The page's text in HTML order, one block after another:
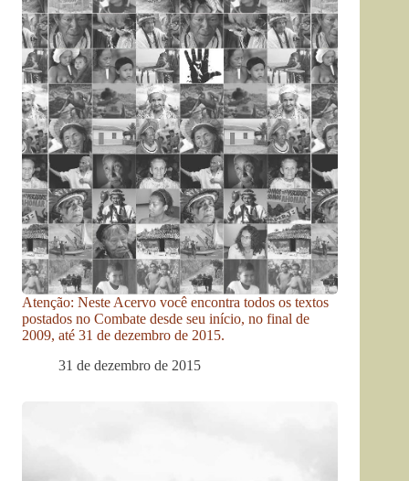
Atenção: Neste Acervo você encontra todos os textos
postados no Combate desde seu início, no final de
2009, até 31 de dezembro de 2015.
31 de dezembro de 2015